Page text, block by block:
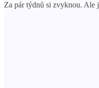
Za pár týdnů si zvyknou. Ale